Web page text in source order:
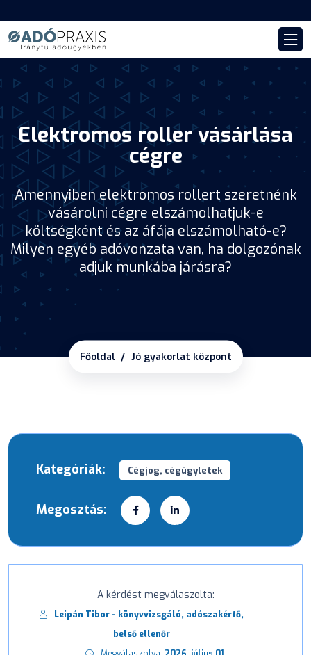
Elektromos roller vásárlása
cégre
Amennyiben elektromos rollert szeretnénk
vásárolni cégre elszámolhatjuk-e
költségként és az áfája elszámolható-e?
Milyen egyéb adóvonzata van, ha dolgozónak
adjuk munkába járásra?
Főoldal Jó gyakorlat központ
Kategóriák: Cégjog, cégügyletek
Megosztás:
A kérdést megválaszolta:
Leipán Tibor - könyvvizsgáló, adószakértő,
belső ellenőr